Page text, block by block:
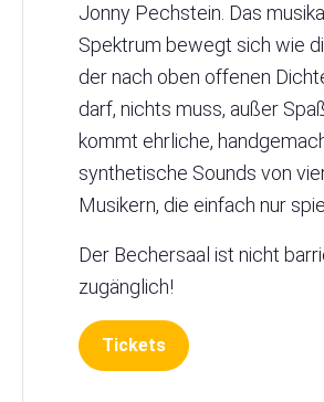
Jonny Pechstein. Das
Spektrum bewegt sich wie
der nach oben offenen
darf, nichts muss, außer
kommt ehrliche,
synthetische Sounds von
Musikern, die einfach nur
Der Bechersaal ist nicht
zugänglich!
Tickets